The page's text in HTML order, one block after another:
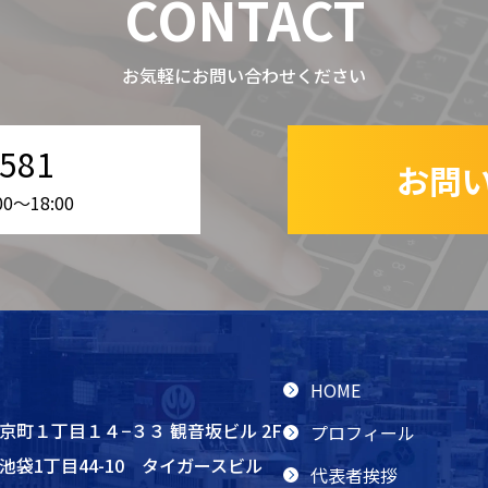
CONTACT
お気軽にお問い合わせください
〜18:00 お問
町１丁目１４−３３ 観音坂ビル 2F
袋1丁目44-10 タイガースビル
HOME
プロフィール
代表者挨拶